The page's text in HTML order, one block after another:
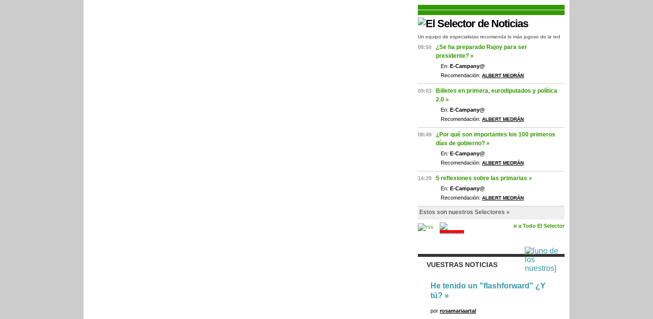
Un equipo de especialistas recomienda lo más jugoso de la red
08:50
¿Se ha preparado Rajoy para ser
presidente? »
En: E-Campany@
Recomendación: ALBERT MEDRÁN
09:03
Billetes en primera, eurodiputados y política
2.0 »
En: E-Campany@
Recomendación: ALBERT MEDRÁN
08:49
¿Por qué son importantes los 100 primeros
días de gobierno? »
En: E-Campany@
Recomendación: ALBERT MEDRÁN
14:29 5 reflexiones sobre las primarias »
En: E-Campany@
Recomendación: ALBERT MEDRÁN
Estos son nuestros Selectores »
ir a Todo El Selector
VUESTRAS NOTICIAS
He tenido un "flashforward" ¿Y
tú? »
por rosamariaartal